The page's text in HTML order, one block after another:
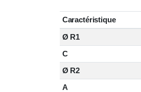
Caractéristique
Ø R1
C
Ø R2
A